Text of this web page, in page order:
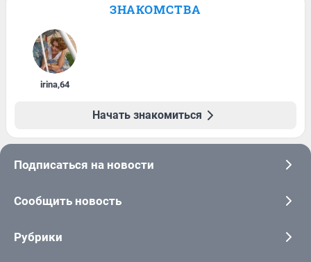
ЗНАКОМСТВА
irina,64
Начать знакомиться
Подписаться на новости
Сообщить новость
Рубрики